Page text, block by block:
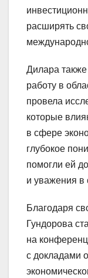
расширять
Дилара
работу в
провела
которые
в сфере
глубокое
помогли ей
и уважения в
Благодаря
Гундорова
на
с докладами